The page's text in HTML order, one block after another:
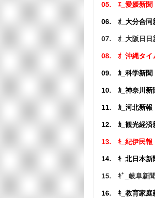
05. ｴ_愛媛新聞
06. ｵ_大分合同
07. ｵ_大阪日
08. ｵ_沖縄タイ
09. ｶ_科学新聞
10. ｶ_神奈川新
11. ｶ_河北新報
12. ｶ_観光経済
13. ｷ_紀伊民報
14. ｷ_北日本新
15. ｷﾞ_岐阜新
16. ｷ_教育家庭